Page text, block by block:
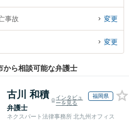
談予約したい』などでお困りの相談者さん
事故 変更
変更
から相談可能な弁護士
古川 和積
弁護士
インタビュ
ーを見る
福岡県
ネクスパート法律事務所 北九州オフィス